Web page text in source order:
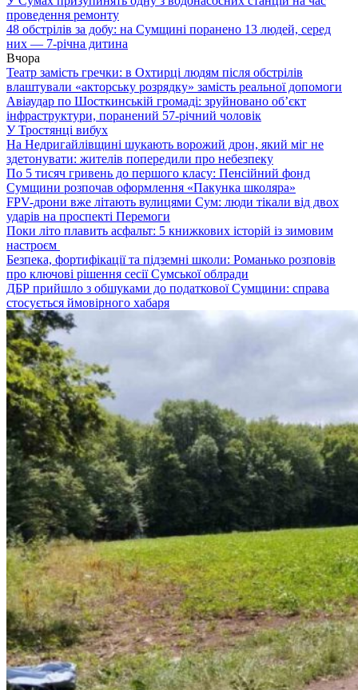
проведення ремонту
48 обстрілів за добу: на Сумщині поранено 13 людей, серед
них — 7-річна дитина
Вчора
Театр замість гречки: в Охтирці людям після обстрілів
влаштували «акторську розрядку» замість реальної допомоги
Авіаудар по Шосткинській громаді: зруйновано об’єкт
інфраструктури, поранений 57-річний чоловік
У Тростянці вибух
На Недригайлівщині шукають ворожий дрон, який міг не
здетонувати: жителів попередили про небезпеку
По 5 тисяч гривень до першого класу: Пенсійний фонд
Сумщини розпочав оформлення «Пакунка школяра»
FPV-дрони вже літають вулицями Сум: люди тікали від двох
ударів на проспекті Перемоги
Поки літо плавить асфальт: 5 книжкових історій із зимовим
настроєм
Безпека, фортифікації та підземні школи: Романько розповів
про ключові рішення сесії Сумської облради
ДБР прийшло з обшуками до податкової Сумщини: справа
стосується ймовірного хабаря